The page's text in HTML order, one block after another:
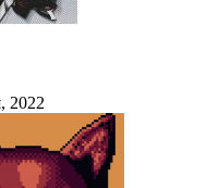
2022